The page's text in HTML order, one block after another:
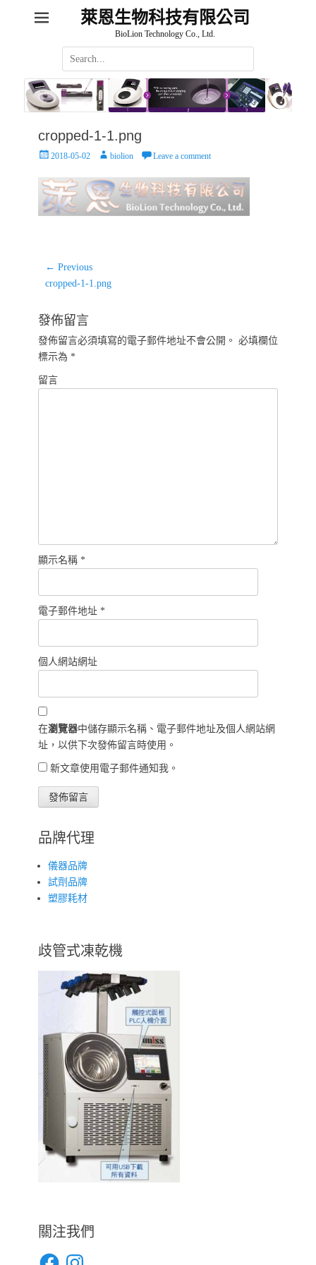
萊恩生物科技有限公司
BioLion Technology Co., Ltd.
Search
for:
cropped-1-1.png
Posted2018-05-02 Authorbiolion Leave a comment
文
章
覽
← Previous
Previous
cropped-1-1.png
發佈留言
發佈留言必須填寫的電子郵件地址不會公開。 必填欄位
標示為 *
留言
顯示名稱 *
電子郵件地址 *
個人網站網址
在瀏覽器中儲存顯示名稱、電子郵件地址及個人網站網
址，以供下次發佈留言時使用。
新文章使用電子郵件通知我。
品牌代理
儀器品牌
試劑品牌
塑膠耗材
歧管式凍乾機
關注我們
FacebookInstagram